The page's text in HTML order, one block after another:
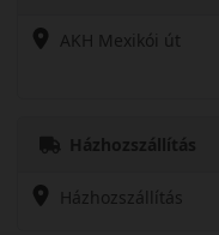
AKH Mexikói út
Házhozszállítás
Házhozszállítás